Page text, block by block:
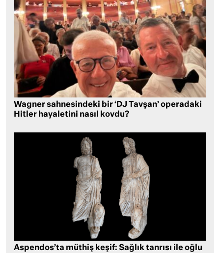
Wagner sahnesindeki bir ‘DJ Tavşan’ operadaki
Hitler hayaletini nasıl kovdu?
Aspendos’ta müthiş keşif: Sağlık tanrısı ile oğlu